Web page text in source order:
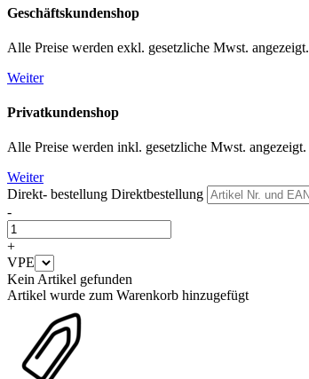
Geschäftskundenshop
Alle Preise werden exkl. gesetzliche Mwst. angezeigt.
Weiter
Privatkundenshop
Alle Preise werden inkl. gesetzliche Mwst. angezeigt.
Weiter
Direkt- bestellung Direktbestellung
-
+
VPE
Kein Artikel gefunden
Artikel wurde zum Warenkorb hinzugefügt